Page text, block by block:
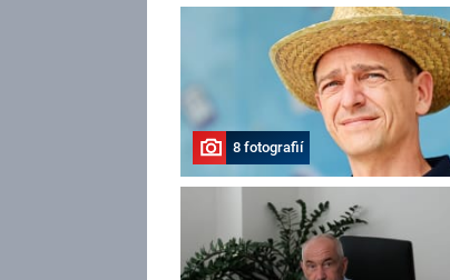
8 fotografií